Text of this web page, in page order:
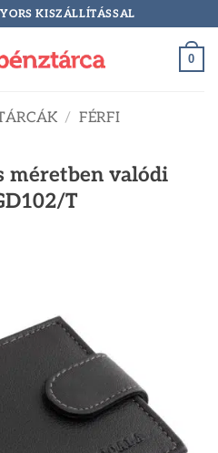
KISZÁLLÍTÁSSAL
0
/ FÉRFI
méretben valódi
T